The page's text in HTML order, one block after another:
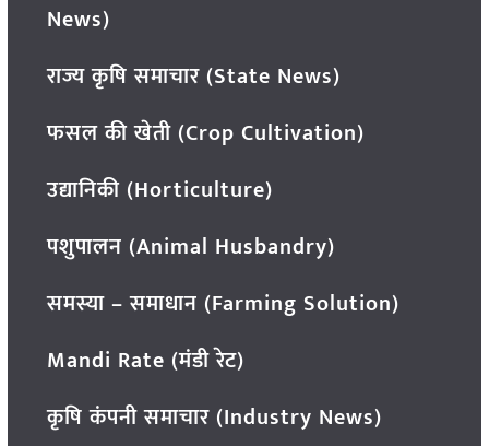
News)
राज्य कृषि समाचार (State News)
फसल की खेती (Crop Cultivation)
उद्यानिकी (Horticulture)
पशुपालन (Animal Husbandry)
समस्या – समाधान (Farming Solution)
Mandi Rate (मंडी रेट)
कृषि कंपनी समाचार (Industry News)